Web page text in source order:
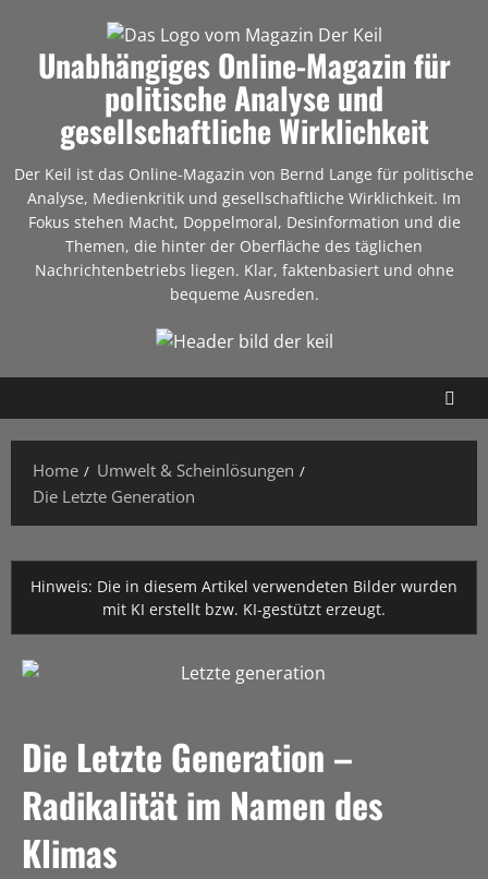
Unabhängiges Online-Magazin für
politische Analyse und
gesellschaftliche Wirklichkeit
Der Keil ist das Online-Magazin von Bernd Lange für politische
Analyse, Medienkritik und gesellschaftliche Wirklichkeit. Im
Fokus stehen Macht, Doppelmoral, Desinformation und die
Themen, die hinter der Oberfläche des täglichen
Nachrichtenbetriebs liegen. Klar, faktenbasiert und ohne
bequeme Ausreden.
Home
Umwelt & Scheinlösungen
Die Letzte Generation
Hinweis: Die in diesem Artikel verwendeten Bilder wurden
mit KI erstellt bzw. KI-gestützt erzeugt.
Die Letzte Generation –
Radikalität im Namen des
Klimas